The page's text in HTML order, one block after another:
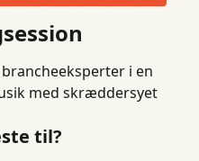
i en
med skræddersyet
til?